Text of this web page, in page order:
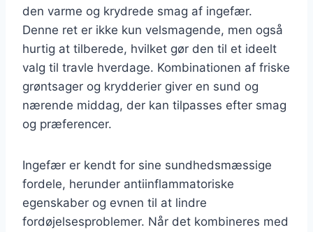
den varme og krydrede smag af ingefær.
Denne ret er ikke kun velsmagende, men også
hurtig at tilberede, hvilket gør den til et ideelt
valg til travle hverdage. Kombinationen af friske
grøntsager og krydderier giver en sund og
nærende middag, der kan tilpasses efter smag
og præferencer.
Ingefær er kendt for sine sundhedsmæssige
fordele, herunder antiinflammatoriske
egenskaber og evnen til at lindre
fordøjelsesproblemer. Når det kombineres med